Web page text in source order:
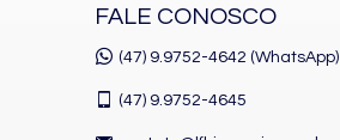
FALE CONOSCO
(47) 9.9752-4642 (WhatsApp)
(47) 9.9752-4645